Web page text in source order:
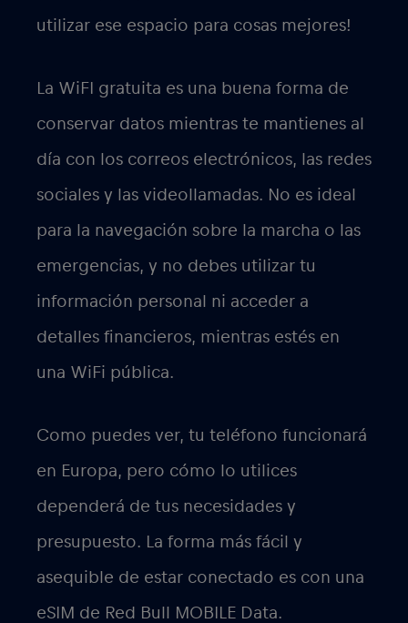
utilizar ese espacio para cosas mejores!
La WiFI gratuita es una buena forma de
conservar datos mientras te mantienes al
día con los correos electrónicos, las redes
sociales y las videollamadas. No es ideal
para la navegación sobre la marcha o las
emergencias, y no debes utilizar tu
información personal ni acceder a
detalles financieros, mientras estés en
una WiFi pública.
Como puedes ver, tu teléfono funcionará
en Europa, pero cómo lo utilices
dependerá de tus necesidades y
presupuesto. La forma más fácil y
asequible de estar conectado es con una
eSIM de Red Bull MOBILE Data.